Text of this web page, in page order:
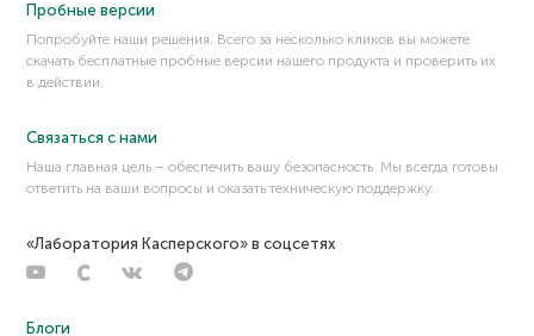
Пробные версии
Попробуйте наши решения. Всего за несколько кликов вы можете
скачать бесплатные пробные версии нашего продукта и проверить их
в действии.
Связаться с нами
Наша главная цель – обеспечить вашу безопасность. Мы всегда готовы
ответить на ваши вопросы и оказать техническую поддержку.
«Лаборатория Касперского» в соцсетях
Блоги